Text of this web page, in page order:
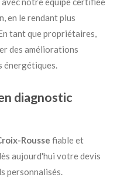
en le rendant plus
tant que propriétaires,
des améliorations
énergétiques.
diagnostic
Rousse fiable et
aujourd'hui votre devis
personnalisés.